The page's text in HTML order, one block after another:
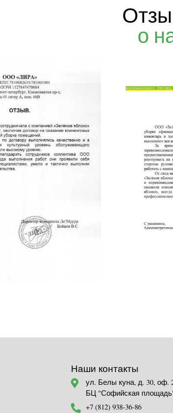
о
Наши контакты
ул. Белы куна, д. 30, оф.
БЦ "Софийская
+7 (812) 938-36-86